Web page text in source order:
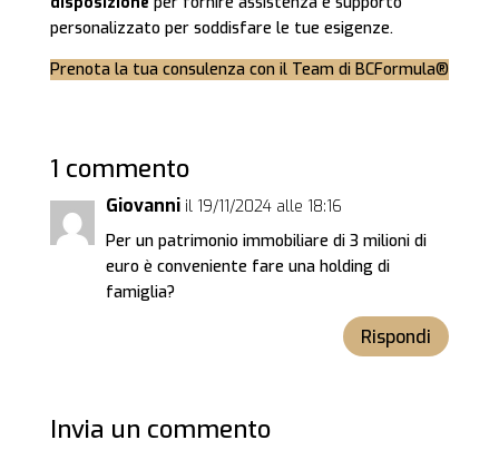
personalizzato per soddisfare le tue esigenze.
Prenota la tua consulenza con il Team di BCFormula®
1 commento
Giovanni il 19/11/2024 alle 18:16
Per un patrimonio immobiliare di 3 milioni di
euro è conveniente fare una holding di
famiglia?
Rispondi
Invia un commento